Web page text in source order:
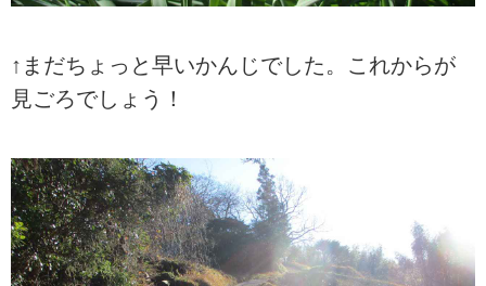
↑まだちょっと早いかんじでした。これからが
見ごろでしょう！